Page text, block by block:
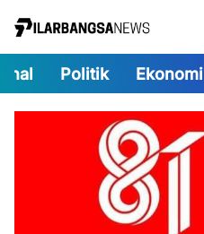
Politik Ekonomi